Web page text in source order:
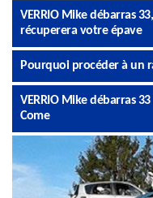
VERRIO Mike débarras
récuperera votre épave
Pourquoi procéder à un
VERRIO Mike débarras
Come